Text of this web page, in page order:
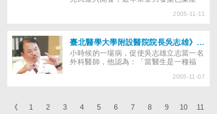
人文素養推展至生活中，他是成功大學副
校長兼醫學院院長宋瑞珍教授。
的束縛，加入生技研發，讓芭樂也有機會
2005-11-11
臺北醫學大學附設醫院院長吳志雄》 當醫生是一種福氣
小時候的一場病，促使吳志雄立志當一名
外科醫師，他認為：「當醫生是一種福
絕不輕易放棄；也因為enjoy醫療過程中
象。2002年9月，年方50歲的吳志雄接下
2005-11-07
《 1 2 3 4 5 6 7 8 9 10
11